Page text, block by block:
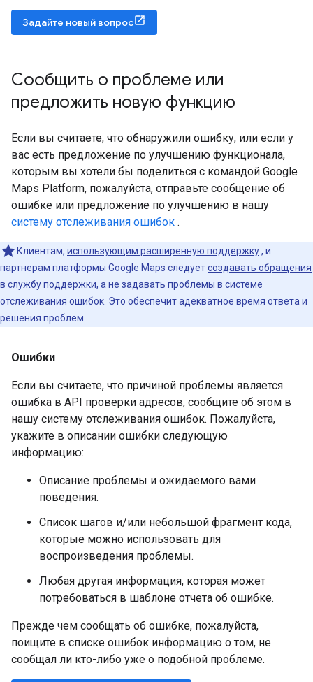
Задайте новый вопрос
Сообщить о проблеме или
предложить новую функцию
Если вы считаете, что обнаружили ошибку, или если у
вас есть предложение по улучшению функционала,
которым вы хотели бы поделиться с командой Google
Maps Platform, пожалуйста, отправьте сообщение об
ошибке или предложение по улучшению в нашу
систему отслеживания ошибок .
Клиентам, использующим расширенную поддержку, и
партнерам платформы Google Maps следуетсоздавать обращения
в службу поддержки, а не задавать проблемы в системе
отслеживания ошибок. Это обеспечит адекватное время ответа и
решения проблем.
Ошибки
Если вы считаете, что причиной проблемы является
ошибка в API проверки адресов, сообщите об этом в
нашу систему отслеживания ошибок. Пожалуйста,
укажите в описании ошибки следующую
информацию:
Описание проблемы и ожидаемого вами
поведения.
Список шагов и/или небольшой фрагмент кода,
которые можно использовать для
воспроизведения проблемы.
Любая другая информация, которая может
потребоваться в шаблоне отчета об ошибке.
Прежде чем сообщать об ошибке, пожалуйста,
поищите в списке ошибок информацию о том, не
сообщал ли кто-либо уже о подобной проблеме.